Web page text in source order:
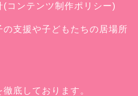
コンテンツ制作ポリシー)
支援や子どもたちの居場所
底しております。